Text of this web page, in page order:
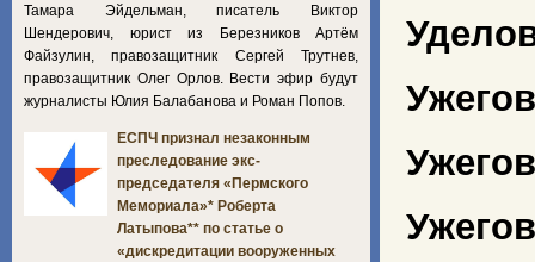
Тамара Эйдельман, писатель Виктор
Шендерович, юрист из Березников Артём
Файзулин, правозащитник Сергей Трутнев,
правозащитник Олег Орлов. Вести эфир будут
журналисты Юлия Балабанова и Роман Попов.
ЕСПЧ признал незаконным
преследование экс-
председателя «Пермского
Мемориала»* Роберта
Латыпова** по статье о
«дискредитации вооруженных